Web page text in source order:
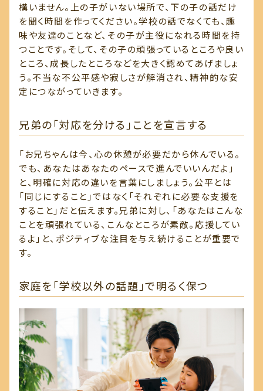
構いません。上の子がいない場所で、下の子の話だけ
を聞く時間を作ってください。学校の話でなくても、趣
味や友達のことなど、その子が主役になれる時間を持
つことです。そして、その子の頑張っているところや良い
ところ、成長したところなどを大きく認めてあげましょ
う。不当な不公平感や寂しさが解消され、精神的な安
定につながっていきます。
兄弟の「対応を分ける」ことを宣言する
「お兄ちゃんは今、心の休憩が必要だから休んでいる。
でも、あなたはあなたのペースで進んでいいんだよ」
と、明確に対応の違いを言葉にしましょう。公平とは
「同じにすること」ではなく「それぞれに必要な支援を
すること」だと伝えます。兄弟に対し、「あなたはこんな
ことを頑張れている、こんなところが素敵。応援してい
るよ」と、ポジティブな注目を与え続けることが重要で
す。
家庭を「学校以外の話題」で明るく保つ